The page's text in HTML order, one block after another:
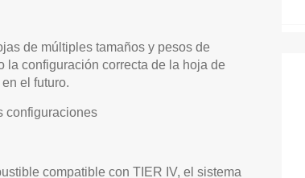
de múltiples tamaños y pesos de
la configuración correcta de la hoja de
el futuro.
configuraciones
compatible con TIER IV, el sistema